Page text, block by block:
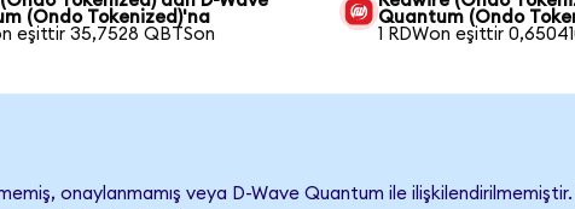
(Ondo Tokenized)'na
eşittir 35,7528 QBTSon
Quantum (Ondo
1 RDWon eşittir
onaylanmamış veya D-Wave Quantum ile